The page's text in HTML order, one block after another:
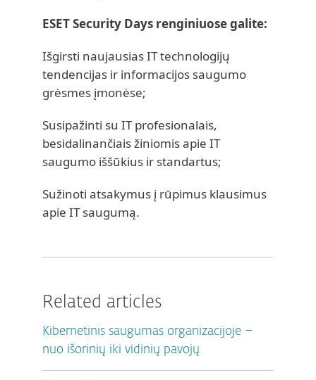
ESET Security Days renginiuose galite:
Išgirsti naujausias IT technologijų
tendencijas ir informacijos saugumo
grėsmes įmonėse;
Susipažinti su IT profesionalais,
besidalinančiais žiniomis apie IT
saugumo iššūkius ir standartus;
Sužinoti atsakymus į rūpimus klausimus
apie IT saugumą.
Related articles
Kibernetinis saugumas organizacijoje –
nuo išorinių iki vidinių pavojų